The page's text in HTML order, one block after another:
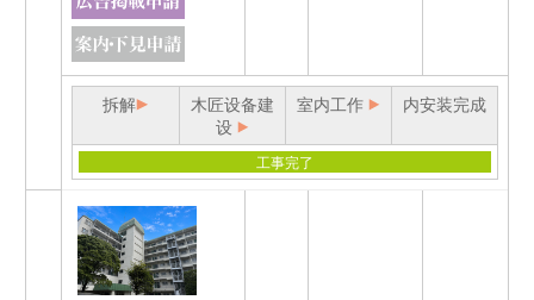
拆解
木匠设备建
设
室内工作 内安装完成
工事完了